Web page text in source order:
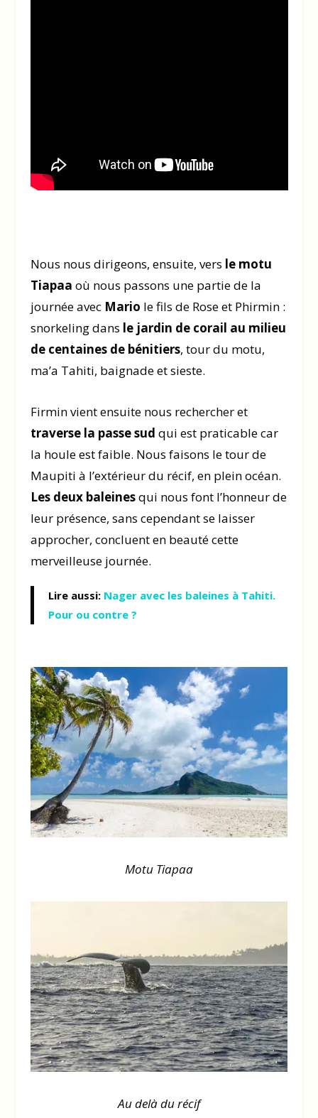
Nous nous dirigeons, ensuite, vers le motu
Tiapaa où nous passons une partie de la
journée avec Mario le fils de Rose et Phirmin :
snorkeling dans le jardin de corail au milieu
de centaines de bénitiers, tour du motu,
ma’a Tahiti, baignade et sieste.
Firmin vient ensuite nous rechercher et
traverse la passe sud qui est praticable car
la houle est faible. Nous faisons le tour de
Maupiti à l’extérieur du récif, en plein océan.
Les deux baleinesqui nous font l’honneur de
leur présence, sans cependant se laisser
approcher, concluent en beauté cette
merveilleuse journée.
Lire aussi: Nager avec les baleines à Tahiti.
Pour ou contre ?
Motu Tiapaa
Au delà du récif